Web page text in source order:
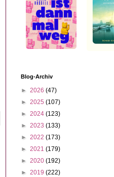
Blog-Archiv
► 2026 (47)
► 2025 (107)
► 2024 (123)
► 2023 (133)
► 2022 (173)
► 2021 (179)
► 2020 (192)
► 2019 (222)